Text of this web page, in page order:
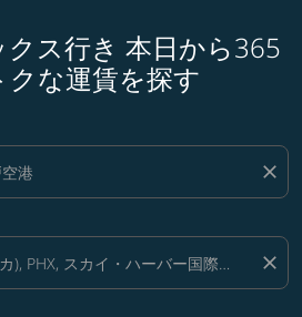
ス行き 本日から365
な運賃を探す
close
close